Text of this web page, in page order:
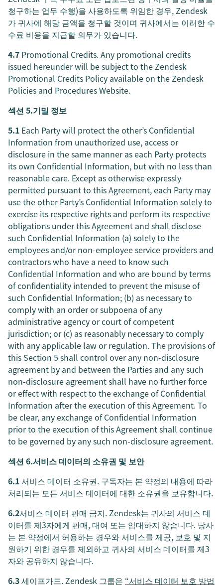
청구하는 업무 수행)을 사용하도록 위임한 경우, Zendesk
가 귀사에 해당 금액을 청구할 것이며 귀사에서는 이러한 수
수료 비용을 지급할 의무가 있습니다.
4.7 Promotional Credits. Any promotional credits
issued hereunder will be subject to the Zendesk
Promotional Credits Policy available on the Zendesk
Policies and Procedures Website.
섹션 5.기밀 정보
5.1 Each Party will protect the other’s Confidential
Information from unauthorized use, access or
disclosure in the same manner as each Party protects
its own Confidential Information, but with no less than
reasonable care. Except as otherwise expressly
permitted pursuant to this Agreement, each Party may
use the other Party’s Confidential Information solely to
exercise its respective rights and perform its respective
obligations under this Agreement and shall disclose
such Confidential Information (a) solely to the
employees and/or non-employee service providers and
contractors who have a need to know such
Confidential Information and who are bound by terms
of confidentiality intended to prevent the misuse of
such Confidential Information; (b) as necessary to
comply with an order or subpoena of any
administrative agency or court of competent
jurisdiction; or (c) as reasonably necessary to comply
with any applicable law or regulation. The provisions of
this Section 5 shall control over any non-disclosure
agreement by and between the Parties and any such
non-disclosure agreement shall have no further force
or effect with respect to the exchange of Confidential
Information after the execution of this Agreement. To
be clear, any exchange of Confidential Information
prior to the execution of this Agreement shall continue
to be governed by any such non-disclosure agreement.
섹션 6.서비스 데이터의 소유권 및 보안
6.1서비스 데이터 소유권. 구독자는 본 약정의 내용에 따라
처리되는 모든 서비스 데이터에 대한 소유권을 보유합니다.
6.2서비스 데이터 판매 금지. Zendesk는 귀사의 서비스 데
이터를 제3자에게 판매, 대여 또는 임대하지 않습니다. 당사
는 본 약정에서 허용하는 경우와 서비스를 제공, 보호 및 지
원하기 위한 경우를 제외하고 귀사의 서비스 데이터를 제3
자와 공유하지 않습니다.
6.3세이프가드. Zendesk 그룹은 “서비스 데이터 보호 방법